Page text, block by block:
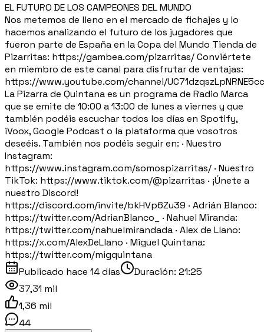
EL FUTURO DE LOS CAMPEONES DEL MUNDO
Nos metemos de lleno en el mercado de fichajes y lo
hacemos analizando el futuro de los jugadores que
fueron parte de España en la Copa del Mundo Tienda de
Pizarritas: https://gambea.com/pizarritas/ Conviértete
en miembro de este canal para disfrutar de ventajas:
https://www.youtube.com/channel/
La Pizarra de Quintana es un programa de Radio Marca
que se emite de 10:00 a 13:00 de lunes a viernes y que
también podéis escuchar todos los días en Spotify,
iVoox, Google Podcast o la plataforma que vosotros
deseéis. También nos podéis seguir en: · Nuestro
Instagram:
https://www.instagram.com/somospizarritas/ · Nuestro
TikTok: https://www.tiktok.com/@pizarritas · ¡Únete a
nuestro Discord!
https://discord.com/invite/bkHVp6Zu39 · Adrián Blanco:
https://twitter.com/AdrianBlanco_ · Nahuel Miranda:
https://twitter.com/nahuelmirandada · Alex de Llano:
https://x.com/AlexDeLlano · Miguel Quintana:
https://twitter.com/migquintana
Publicado hace 14 días Duración: 21:25
37,31 mil
1,36 mil
44